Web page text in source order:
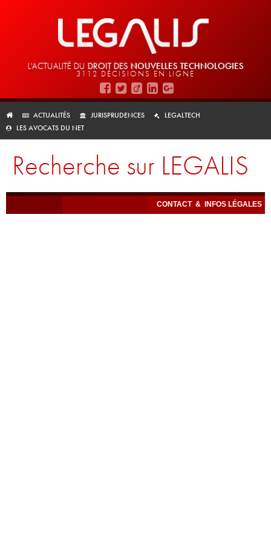
L'ACTUALITÉ DU DROIT DES NOUVELLES TECHNOLOGIES
3112 DÉCISIONS EN LIGNE
ACTUALITÉS JURISPRUDENCES
LEGALTECH
LES AVOCATS DU NET
Recherche sur LEGALIS
CONTACT & INFOS LÉGALES